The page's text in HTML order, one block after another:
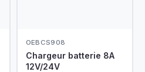
OEBCS908
Chargeur batterie 8A
12V/24V